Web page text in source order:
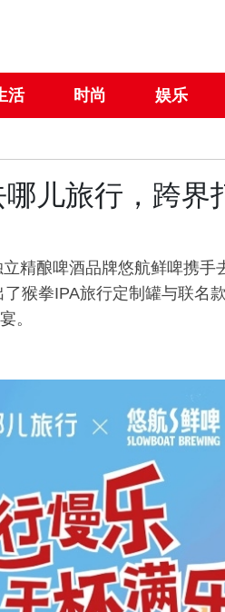
活 时尚 娱乐
儿旅行，跨界
精酿啤酒品牌悠航鲜啤携
了猴拳IPA旅行定制罐与联名
。